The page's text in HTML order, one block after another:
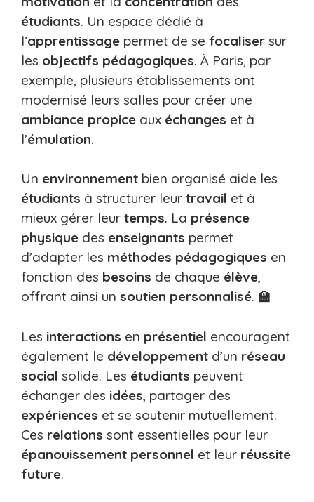
étudiants. Un espace dédié à
l’apprentissage permet de se focaliser sur
les objectifs pédagogiques. À Paris, par
exemple, plusieurs établissements ont
modernisé leurs salles pour créer une
ambiance propice aux échanges et à
l’émulation.
Un environnement bien organisé aide les
étudiants à structurer leur travail et à
mieux gérer leur temps. La présence
physique des enseignants permet
d’adapter les méthodes pédagogiques en
fonction des besoins de chaque élève,
offrant ainsi un soutien personnalisé. 🏫
Les interactions en présentiel encouragent
également le développement d’un réseau
social solide. Les étudiants peuvent
échanger des idées, partager des
expériences et se soutenir mutuellement.
Ces relations sont essentielles pour leur
épanouissement personnel et leur réussite
future.